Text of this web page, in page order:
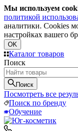
Мы используем
политикой
аналитики. Cookies
настройках вашего
OK
Каталог товаров
Поиск
Поиск
Посмотреть все
Поиск по бренду
Обучение